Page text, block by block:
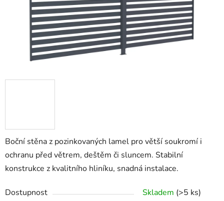
Boční stěna z pozinkovaných lamel pro větší soukromí i
ochranu před větrem, deštěm či sluncem. Stabilní
konstrukce z kvalitního hliníku, snadná instalace.
Dostupnost Skladem (>5 ks)